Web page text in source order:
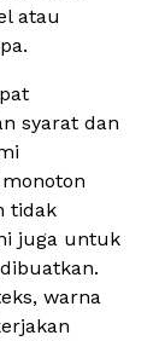
atau
syarat dan
tidak
juga untuk
warna